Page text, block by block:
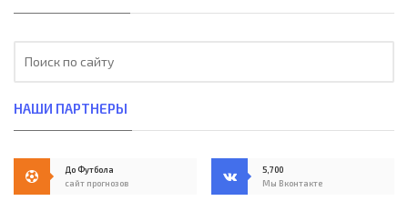
НАШИ ПАРТНЕРЫ
До Футбола
сайт прогнозов
5,700
Мы Вконтакте